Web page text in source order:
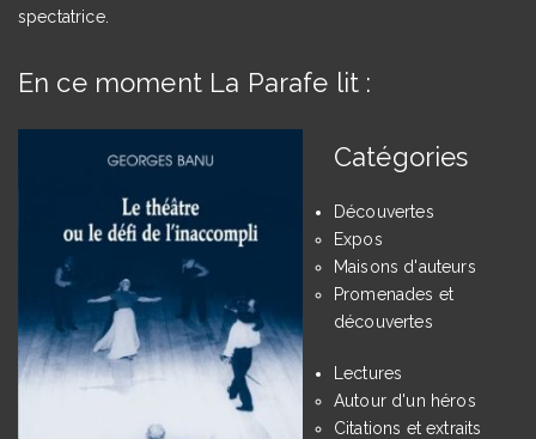
spectatrice.
En ce moment La Parafe lit :
Catégories
Découvertes
Expos
Maisons d'auteurs
Promenades et
découvertes
Lectures
Autour d'un héros
Citations et extraits